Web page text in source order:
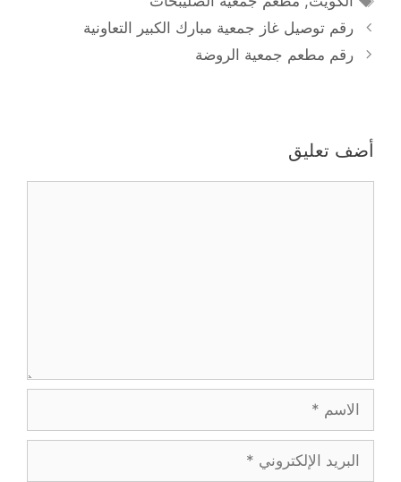
رقم توصيل غاز جمعية مبارك الكبير التعاونية
رقم مطعم جمعية الروضة
أضف تعليق
الإلكتروني